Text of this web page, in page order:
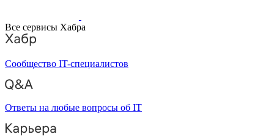
Все сервисы Хабра
Сообщество IT-специалистов
Ответы на любые вопросы об IT